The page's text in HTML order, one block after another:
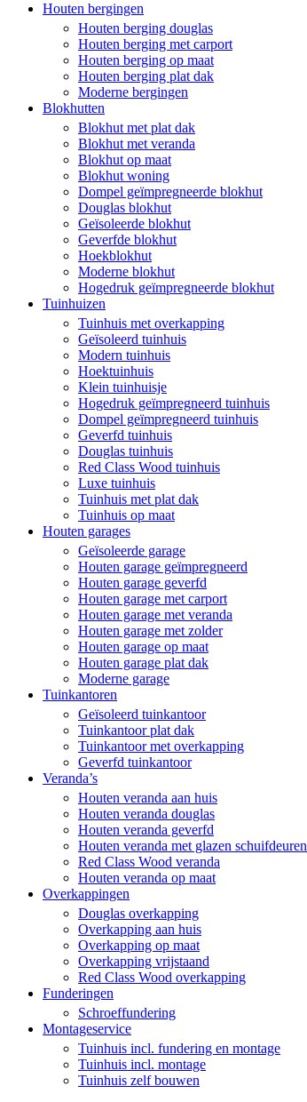
Houten bergingen
Houten berging douglas
Houten berging met carport
Houten berging op maat
Houten berging plat dak
Moderne bergingen
Blokhutten
Blokhut met plat dak
Blokhut met veranda
Blokhut op maat
Blokhut woning
Dompel geïmpregneerde blokhut
Douglas blokhut
Geïsoleerde blokhut
Geverfde blokhut
Hoekblokhut
Moderne blokhut
Hogedruk geïmpregneerde blokhut
Tuinhuizen
Tuinhuis met overkapping
Geïsoleerd tuinhuis
Modern tuinhuis
Hoektuinhuis
Klein tuinhuisje
Hogedruk geïmpregneerd tuinhuis
Dompel geïmpregneerd tuinhuis
Geverfd tuinhuis
Douglas tuinhuis
Red Class Wood tuinhuis
Luxe tuinhuis
Tuinhuis met plat dak
Tuinhuis op maat
Houten garages
Geïsoleerde garage
Houten garage geïmpregneerd
Houten garage geverfd
Houten garage met carport
Houten garage met veranda
Houten garage met zolder
Houten garage op maat
Houten garage plat dak
Moderne garage
Tuinkantoren
Geïsoleerd tuinkantoor
Tuinkantoor plat dak
Tuinkantoor met overkapping
Geverfd tuinkantoor
Veranda’s
Houten veranda aan huis
Houten veranda douglas
Houten veranda geverfd
Houten veranda met glazen schuifdeuren
Red Class Wood veranda
Houten veranda op maat
Overkappingen
Douglas overkapping
Overkapping aan huis
Overkapping op maat
Overkapping vrijstaand
Red Class Wood overkapping
Funderingen
Schroeffundering
Montageservice
Tuinhuis incl. fundering en montage
Tuinhuis incl. montage
Tuinhuis zelf bouwen